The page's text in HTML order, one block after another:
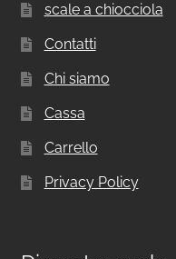
scale a chiocciola
Contatti
Chi siamo
Cassa
Carrello
Privacy Policy